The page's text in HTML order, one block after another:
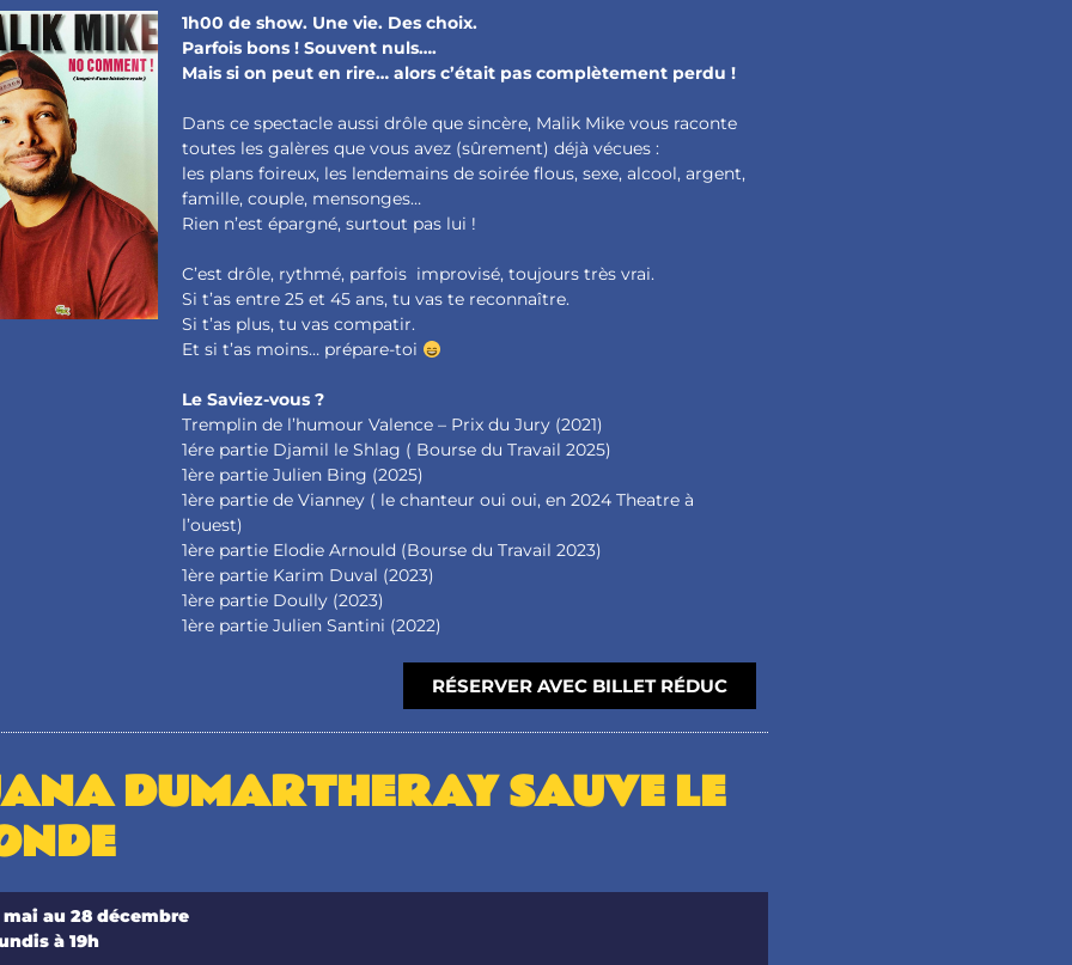
1h00 de show. Une vie. Des choix.
Parfois bons ! Souvent nuls….
Mais si on peut en rire… alors c’était pas complètement perdu !
Dans ce spectacle aussi drôle que sincère, Malik Mike vous raconte
toutes les galères que vous avez (sûrement) déjà vécues :
les plans foireux, les lendemains de soirée flous, sexe, alcool, argent,
famille, couple, mensonges…
Rien n’est épargné, surtout pas lui !
C’est drôle, rythmé, parfois improvisé, toujours très vrai.
Si t’as entre 25 et 45 ans, tu vas te reconnaître.
Si t’as plus, tu vas compatir.
Et si t’as moins… prépare-toi
Le Saviez-vous ?
Tremplin de l’humour Valence – Prix du Jury (2021)
1ére partie Djamil le Shlag ( Bourse du Travail 2025)
1ère partie Julien Bing (2025)
1ère partie de Vianney ( le chanteur oui oui, en 2024 Theatre à
l’ouest)
1ère partie Elodie Arnould (Bourse du Travail 2023)
1ère partie Karim Duval (2023)
1ère partie Doully (2023)
1ère partie Julien Santini (2022)
RÉSERVER AVEC BILLET RÉDUC
DUMARTHERAY SAUVE LE
au 28 décembre
à 19h